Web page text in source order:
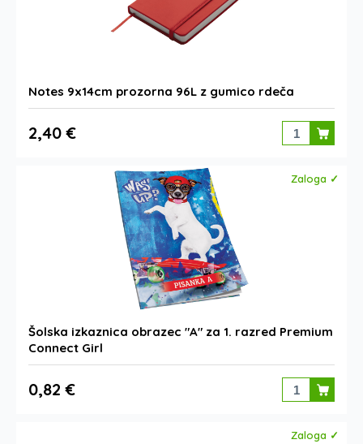
Notes 9x14cm prozorna 96L z gumico rdeča
2,40 €
Zaloga ✓
Šolska izkaznica obrazec "A" za 1. razred Premium
Connect Girl
0,82 €
Zaloga ✓